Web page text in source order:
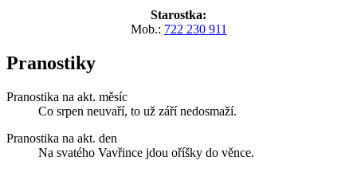
Starostka:
Mob.: 722 230 911
Pranostiky
Pranostika na akt. měsíc
Co srpen neuvaří, to už září nedosmaží.
Pranostika na akt. den
Na svatého Vavřince jdou oříšky do věnce.